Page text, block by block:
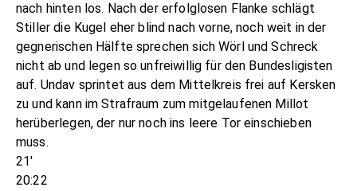
nach hinten los. Nach der erfolglosen Flanke schlägt
Stiller die Kugel eher blind nach vorne, noch weit in der
gegnerischen Hälfte sprechen sich Wörl und Schreck
nicht ab und legen so unfreiwillig für den Bundesligisten
auf. Undav sprintet aus dem Mittelkreis frei auf Kersken
zu und kann im Strafraum zum mitgelaufenen Millot
herüberlegen, der nur noch ins leere Tor einschieben
muss.
21'
20:22